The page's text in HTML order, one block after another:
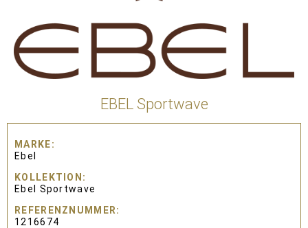
EBEL Sportwave
MARKE
Ebel
KOLLEKTION
Ebel Sportwave
REFERENZNUMMER
1216674